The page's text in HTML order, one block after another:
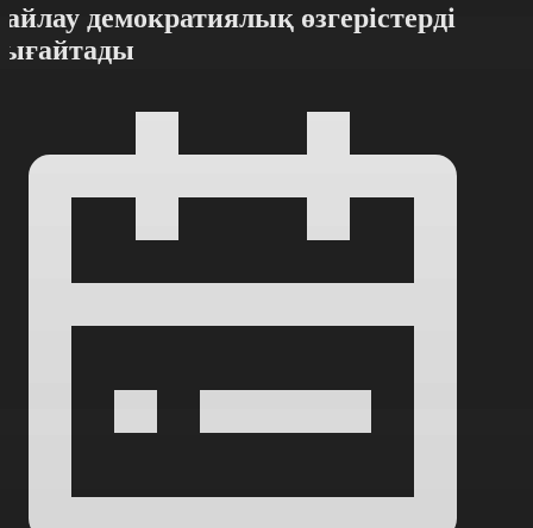
демократиялық өзгерістерді